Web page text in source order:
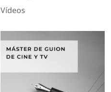
Vídeos